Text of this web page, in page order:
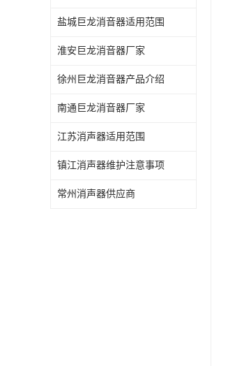
盐城巨龙消音器适用范围
淮安巨龙消音器厂家
徐州巨龙消音器产品介绍
南通巨龙消音器厂家
江苏消声器适用范围
镇江消声器维护注意事项
常州消声器供应商